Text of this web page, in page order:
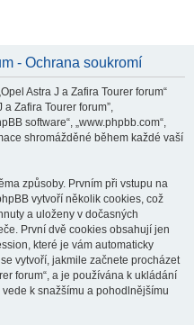
- Ochrana soukromí
Astra J a Zafira Tourer forum“
a Zafira Tourer forum”,
software“, „www.phpbb.com“,
shromážděné během každé vaší
způsoby. Prvním při vstupu na
vytvoří několik cookies, což
a uloženy v dočasných
První dvě cookies obsahují jen
které je vám automaticky
vytvoří, jakmile začnete procházet
forum“, a je používána k ukládání
k snažšímu a pohodlnějšímu